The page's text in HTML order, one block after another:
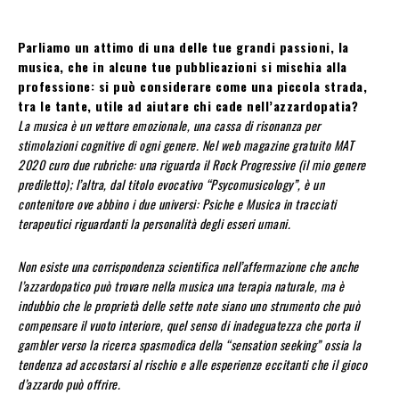
Parliamo un attimo di una delle tue grandi passioni, la
musica, che in alcune tue pubblicazioni si mischia alla
professione: si può considerare come una piccola strada,
tra le tante, utile ad aiutare chi cade nell’azzardopatia?
La musica è un vettore emozionale, una cassa di risonanza per
stimolazioni cognitive di ogni genere. Nel web magazine gratuito MAT
2020 curo due rubriche: una riguarda il Rock Progressive (il mio genere
prediletto); l’altra, dal titolo evocativo “Psycomusicology”, è un
contenitore ove abbino i due universi: Psiche e Musica in tracciati
terapeutici riguardanti la personalità degli esseri umani.
Non esiste una corrispondenza scientifica nell’affermazione che anche
l’azzardopatico può trovare nella musica una terapia naturale, ma è
indubbio che le proprietà delle sette note siano uno strumento che può
compensare il vuoto interiore, quel senso di inadeguatezza che porta il
gambler verso la ricerca spasmodica della “sensation seeking” ossia la
tendenza ad accostarsi al rischio e alle esperienze eccitanti che il gioco
d’azzardo può offrire.